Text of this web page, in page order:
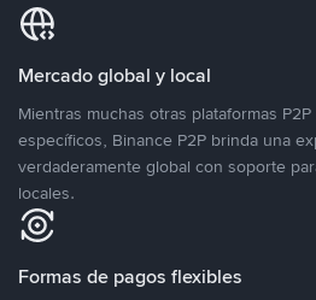
Mercado global y local
Mientras muchas otras plataformas
específicos, Binance P2P brinda una
verdaderamente global con soporte
locales.
Formas de pagos flexibles